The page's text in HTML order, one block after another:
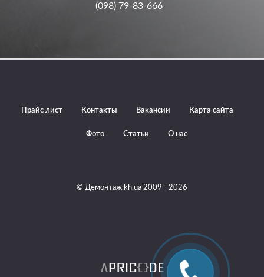
(098) 79-83-666
Прайс лист Контакты Вакансии Карта сайта
Фото Статьи О нас
© Демонтаж.kh.ua 2009 - 2026